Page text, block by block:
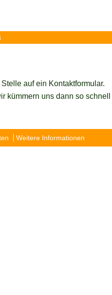
auf ein Kontaktformular.
kümmern uns dann so
Weitere Informationen